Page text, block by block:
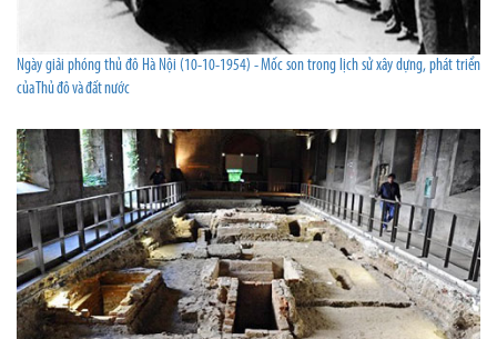
Ngày giải phóng thủ đô Hà Nội (10-10-1954) - Mốc son trong lịch sử xây dựng, phát triển
của Thủ đô và đất nước